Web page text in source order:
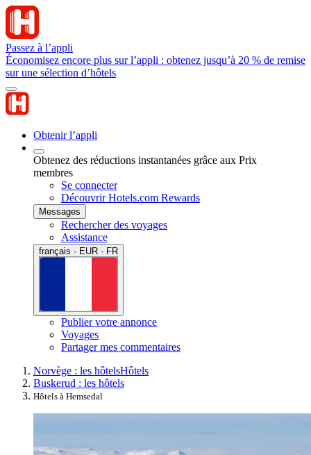
Passez à l’appli
Économisez encore plus sur l’appli : obtenez jusqu’à 20 % de remise
sur une sélection d’hôtels
Obtenir l’appli
Obtenez des réductions instantanées grâce aux Prix
membres
Se connecter
Découvrir Hotels.com Rewards
Messages
Rechercher des voyages
Assistance
français · EUR · FR
Publier votre annonce
Voyages
Partager mes commentaires
Norvège : les hôtelsHôtels
Buskerud : les hôtels
Hôtels à Hemsedal